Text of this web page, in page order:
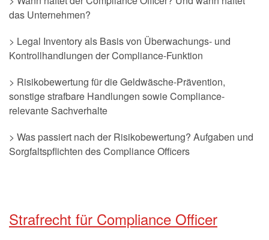
das Unternehmen?
> Legal Inventory als Basis von Überwachungs- und
Kontrollhandlungen der Compliance-Funktion
> Risikobewertung für die Geldwäsche-Prävention,
sonstige strafbare Handlungen sowie Compliance-
relevante Sachverhalte
> Was passiert nach der Risikobewertung? Aufgaben und
Sorgfaltspflichten des Compliance Officers
Strafrecht für Compliance Officer